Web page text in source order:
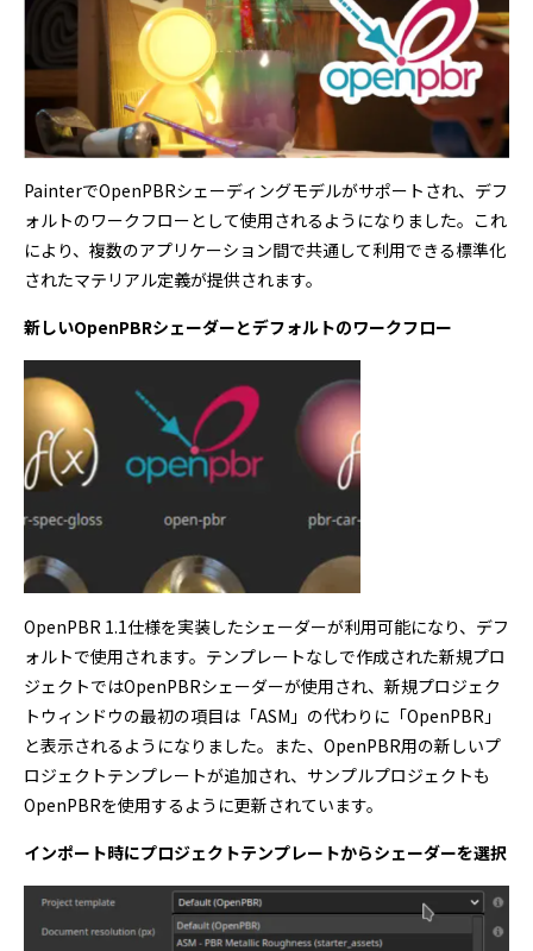
PainterでOpenPBRシェーディングモデルがサポートされ、デフ
ォルトのワークフローとして使用されるようになりました。これ
により、複数のアプリケーション間で共通して利用できる標準化
されたマテリアル定義が提供されます。
新しいOpenPBRシェーダーとデフォルトのワークフロー
OpenPBR 1.1仕様を実装したシェーダーが利用可能になり、デフ
ォルトで使用されます。テンプレートなしで作成された新規プロ
ジェクトではOpenPBRシェーダーが使用され、新規プロジェク
トウィンドウの最初の項目は「ASM」の代わりに「OpenPBR」
と表示されるようになりました。また、OpenPBR用の新しいプ
ロジェクトテンプレートが追加され、サンプルプロジェクトも
OpenPBRを使用するように更新されています。
インポート時にプロジェクトテンプレートからシェーダーを選択